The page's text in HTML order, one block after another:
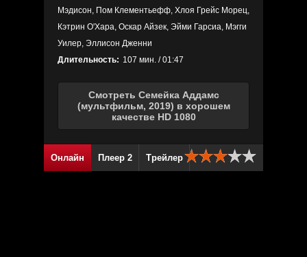
Мэдисон, Пом Клементьефф, Хлоя Грейс Морец,
Кэтрин О'Хара, Оскар Айзек, Эйми Гарсиа, Мэгги
Уилер, Эллисон Дженни
Длительность: 107 мин. / 01:47
Смотреть Семейка Аддамс
(мультфильм, 2019) в хорошем
качестве HD 1080
Онлайн Плеер 2 Трейлер